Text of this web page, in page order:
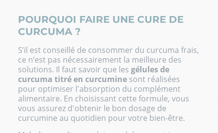
POURQUOI FAIRE UNE CURE DE
CURCUMA ?
S’il est conseillé de consommer du curcuma frais,
ce n’est pas nécessairement la meilleure des
solutions. Il faut savoir que les gélules de
curcuma titré en curcumine sont réalisées
pour optimiser l'absorption du complément
alimentaire. En choisissant cette formule, vous
vous assurez d'obtenir le bon dosage de
curcumine au quotidien pour votre bien-être.